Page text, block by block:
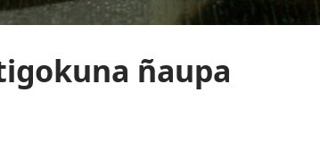
ñaupa